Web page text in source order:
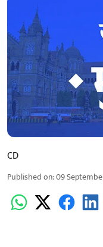
CD
Published on:09